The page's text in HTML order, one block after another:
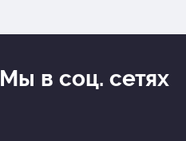
Мы в соц. сетях